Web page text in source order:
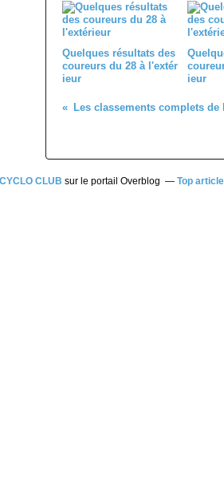
Quelques résultats des
coureurs du 28 à l'extér
ieur
ieur
CLUB sur le portail Overblog Top